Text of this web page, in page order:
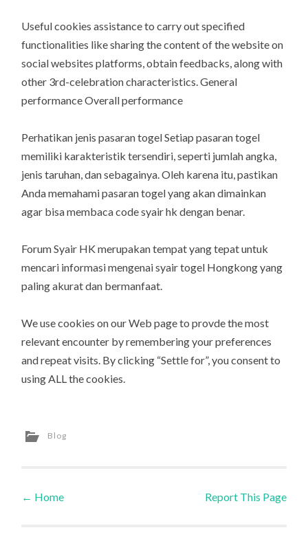
Useful cookies assistance to carry out specified
functionalities like sharing the content of the website on
social websites platforms, obtain feedbacks, along with
other 3rd-celebration characteristics. General
performance Overall performance
Perhatikan jenis pasaran togel Setiap pasaran togel
memiliki karakteristik tersendiri, seperti jumlah angka,
jenis taruhan, dan sebagainya. Oleh karena itu, pastikan
Anda memahami pasaran togel yang akan dimainkan
agar bisa membaca code syair hk dengan benar.
Forum Syair HK merupakan tempat yang tepat untuk
mencari informasi mengenai syair togel Hongkong yang
paling akurat dan bermanfaat.
We use cookies on our Web page to provde the most
relevant encounter by remembering your preferences
and repeat visits. By clicking “Settle for”, you consent to
using ALL the cookies.
Blog
Post navigation
← Home Report This Page